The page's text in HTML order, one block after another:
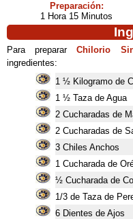
Preparación:
1 Hora 15 Minutos
Para prepararChilorio
ingredientes:
1 ½ Kilogramo de
1 ½ Taza de Agua
2 Cucharadas de
2 Cucharadas de
3 Chiles Anchos
1 Cucharada de
½ Cucharada de
1/3 de Taza de
6 Dientes de Ajos